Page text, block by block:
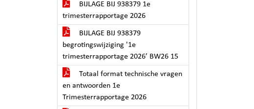
BIJLAGE BIJ 938379 1e
trimesterrapportage 2026
BIJLAGE BIJ 938379
begrotingswijziging '1e
trimesterrapportage 2026’ BW26 15
Totaal format technische vragen
en antwoorden 1e
Trimesterrapportage 2026